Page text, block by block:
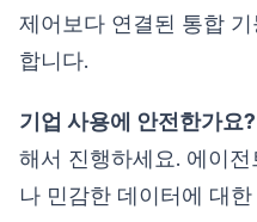
제어보다 연결된 통합
합니다.
기업 사용에 안전한가요?
해서 진행하세요. 에이
나 민감한 데이터에 대